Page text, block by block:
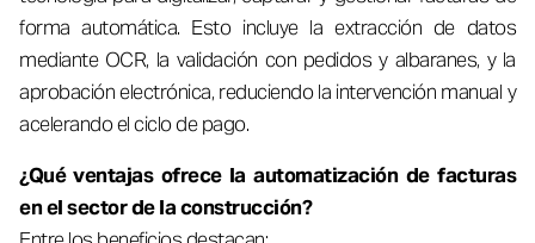
forma automática. Esto incluye la extracción de datos
mediante OCR, la validación con pedidos y albaranes, y la
aprobación electrónica, reduciendo la intervención manual y
acelerando el ciclo de pago.
¿Qué ventajas ofrece la automatización de facturas
en el sector de la construcción?